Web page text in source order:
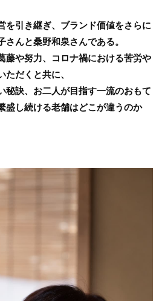
を引き継ぎ、ブランド価値をさらに
んと桑野和泉さんである。
藤や努力、コロナ禍における苦労や
だくと共に、
秘訣、お二人が目指す一流のおもて
盛し続ける老舗はどこが違うのか